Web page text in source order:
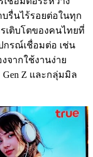
รื่นไร้รอยต่อในทุก
เติบโตของคนไทยที่
รณ์เชื่อมต่อ เช่น
จากใช้งานง่าย
Z และกลุ่มมิล